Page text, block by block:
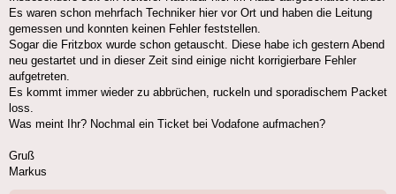
Es waren schon mehrfach Techniker hier vor Ort und haben die Leitung
gemessen und konnten keinen Fehler feststellen.
Sogar die Fritzbox wurde schon getauscht. Diese habe ich gestern Abend
neu gestartet und in dieser Zeit sind einige nicht korrigierbare Fehler
aufgetreten.
Es kommt immer wieder zu abbrüchen, ruckeln und sporadischem Packet
loss.
Was meint Ihr? Nochmal ein Ticket bei Vodafone aufmachen?
Gruß
Markus